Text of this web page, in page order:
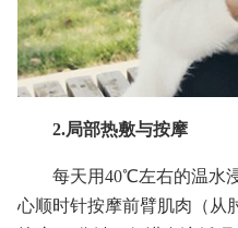
2.局部热敷与按摩
每天用40℃左右的温水
心顺时针按摩前臂肌肉（从